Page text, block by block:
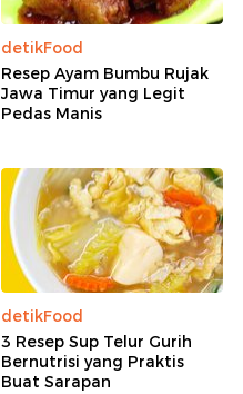
detikFood
Resep Ayam Bumbu Rujak
Jawa Timur yang Legit
Pedas Manis
detikFood
3 Resep Sup Telur Gurih
Bernutrisi yang Praktis
Buat Sarapan